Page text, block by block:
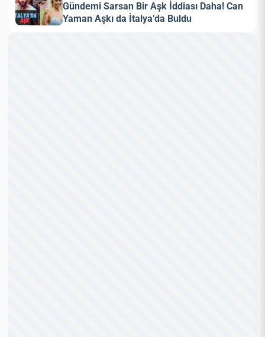
Gündemi Sarsan Bir Aşk İddiası Daha! Can
Yaman Aşkı da İtalya’da Buldu